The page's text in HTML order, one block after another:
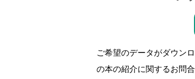
ご希望のデータがダウン
の本の紹介に関するお問